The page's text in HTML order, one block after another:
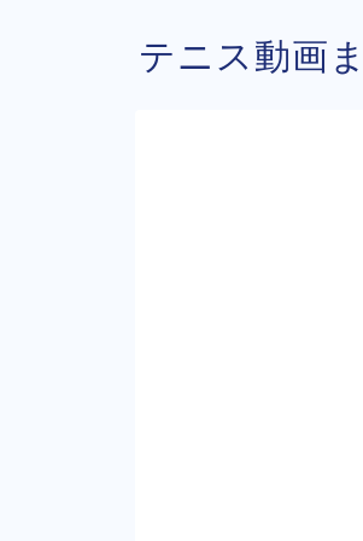
テニス動画